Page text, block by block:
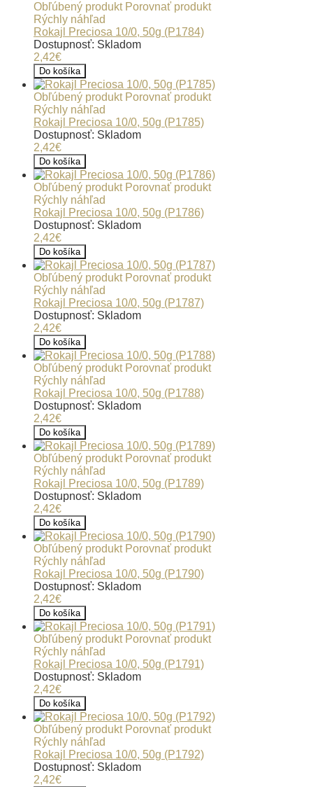
Obľúbený produkt Porovnať produkt
Rýchly náhľad
Rokajl Preciosa 10/0, 50g (P1784)
Dostupnosť: Skladom
2,42€
Do košíka
Obľúbený produkt Porovnať produkt
Rýchly náhľad
Rokajl Preciosa 10/0, 50g (P1785)
Dostupnosť: Skladom
2,42€
Do košíka
Obľúbený produkt Porovnať produkt
Rýchly náhľad
Rokajl Preciosa 10/0, 50g (P1786)
Dostupnosť: Skladom
2,42€
Do košíka
Obľúbený produkt Porovnať produkt
Rýchly náhľad
Rokajl Preciosa 10/0, 50g (P1787)
Dostupnosť: Skladom
2,42€
Do košíka
Obľúbený produkt Porovnať produkt
Rýchly náhľad
Rokajl Preciosa 10/0, 50g (P1788)
Dostupnosť: Skladom
2,42€
Do košíka
Obľúbený produkt Porovnať produkt
Rýchly náhľad
Rokajl Preciosa 10/0, 50g (P1789)
Dostupnosť: Skladom
2,42€
Do košíka
Obľúbený produkt Porovnať produkt
Rýchly náhľad
Rokajl Preciosa 10/0, 50g (P1790)
Dostupnosť: Skladom
2,42€
Do košíka
Obľúbený produkt Porovnať produkt
Rýchly náhľad
Rokajl Preciosa 10/0, 50g (P1791)
Dostupnosť: Skladom
2,42€
Do košíka
Obľúbený produkt Porovnať produkt
Rýchly náhľad
Rokajl Preciosa 10/0, 50g (P1792)
Dostupnosť: Skladom
2,42€